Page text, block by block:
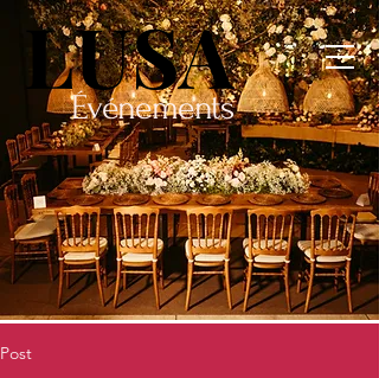
LUSA
LUSA
Événements
Post